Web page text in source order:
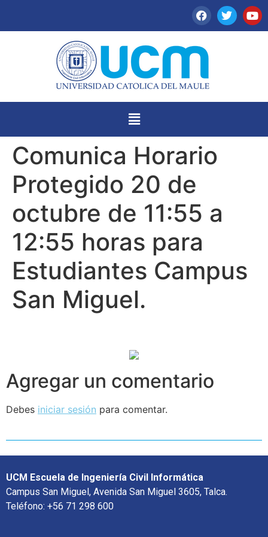
Comunica Horario
Protegido 20 de
octubre de 11:55 a
12:55 horas para
Estudiantes Campus
San Miguel.
Agregar un comentario
Debes iniciar sesión para comentar.
UCM Escuela de Ingeniería Civil Informática
Campus San Miguel, Avenida San Miguel 3605, Talca.
Teléfono: +56 71 298 600